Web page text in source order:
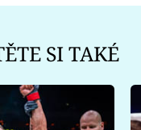
SI TAKÉ